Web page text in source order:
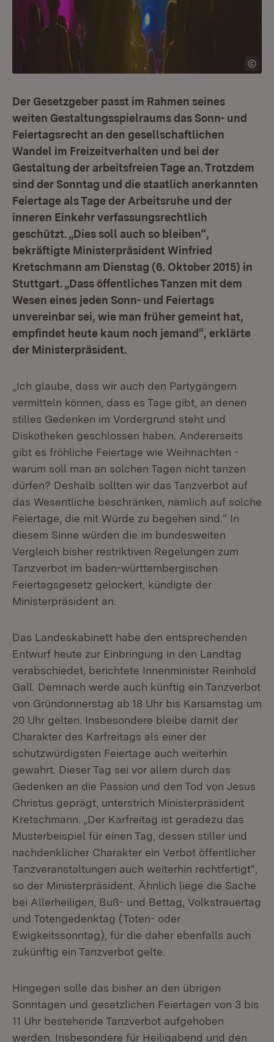
Der Gesetzgeber passt im Rahmen seines
weiten Gestaltungsspielraums das Sonn- und
Feiertagsrecht an den gesellschaftlichen
Wandel im Freizeitverhalten und bei der
Gestaltung der arbeitsfreien Tage an. Trotzdem
sind der Sonntag und die staatlich anerkannten
Feiertage als Tage der Arbeitsruhe und der
inneren Einkehr verfassungsrechtlich
geschützt. „Dies soll auch so bleiben“,
bekräftigte Ministerpräsident Winfried
Kretschmann am Dienstag (6. Oktober 2015) in
Stuttgart. „Dass öffentliches Tanzen mit dem
Wesen eines jeden Sonn- und Feiertags
unvereinbar sei, wie man früher gemeint hat,
empfindet heute kaum noch jemand“, erklärte
der Ministerpräsident.
„Ich glaube, dass wir auch den Partygängern
vermitteln können, dass es Tage gibt, an denen
stilles Gedenken im Vordergrund steht und
Diskotheken geschlossen haben. Andererseits
gibt es fröhliche Feiertage wie Weihnachten -
warum soll man an solchen Tagen nicht tanzen
dürfen? Deshalb sollten wir das Tanzverbot auf
das Wesentliche beschränken, nämlich auf solche
Feiertage, die mit Würde zu begehen sind.“ In
diesem Sinne würden die im bundesweiten
Vergleich bisher restriktiven Regelungen zum
Tanzverbot im baden-württembergischen
Feiertagsgesetz gelockert, kündigte der
Ministerpräsident an.
Das Landeskabinett habe den entsprechenden
Entwurf heute zur Einbringung in den Landtag
verabschiedet, berichtete Innenminister Reinhold
Gall. Demnach werde auch künftig ein Tanzverbot
von Gründonnerstag ab 18 Uhr bis Karsamstag um
20 Uhr gelten. Insbesondere bleibe damit der
Charakter des Karfreitags als einer der
schutzwürdigsten Feiertage auch weiterhin
gewahrt. Dieser Tag sei vor allem durch das
Gedenken an die Passion und den Tod von Jesus
Christus geprägt, unterstrich Ministerpräsident
Kretschmann. „Der Karfreitag ist geradezu das
Musterbeispiel für einen Tag, dessen stiller und
nachdenklicher Charakter ein Verbot öffentlicher
Tanzveranstaltungen auch weiterhin rechtfertigt“,
so der Ministerpräsident. Ähnlich liege die Sache
bei Allerheiligen, Buß- und Bettag, Volkstrauertag
und Totengedenktag (Toten- oder
Ewigkeitssonntag), für die daher ebenfalls auch
zukünftig ein Tanzverbot gelte.
Hingegen solle das bisher an den übrigen
Sonntagen und gesetzlichen Feiertagen von 3 bis
11 Uhr bestehende Tanzverbot aufgehoben
werden. Insbesondere für Heiligabend und den